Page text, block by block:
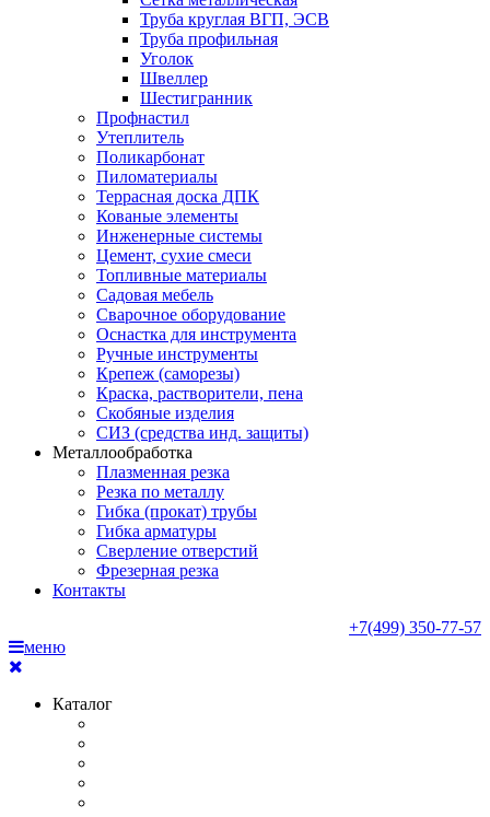
Труба круглая ВГП, ЭСВ
Труба профильная
Уголок
Швеллер
Шестигранник
Профнастил
Утеплитель
Поликарбонат
Пиломатериалы
Террасная доска ДПК
Кованые элементы
Инженерные системы
Цемент, сухие смеси
Топливные материалы
Садовая мебель
Сварочное оборудование
Оснастка для инструмента
Ручные инструменты
Крепеж (саморезы)
Краска, растворители, пена
Скобяные изделия
СИЗ (средства инд. защиты)
Металлообработка
Плазменная резка
Резка по металлу
Гибка (прокат) трубы
Гибка арматуры
Сверление отверстий
Фрезерная резка
Контакты
+7(499) 350-77-57
меню
Каталог